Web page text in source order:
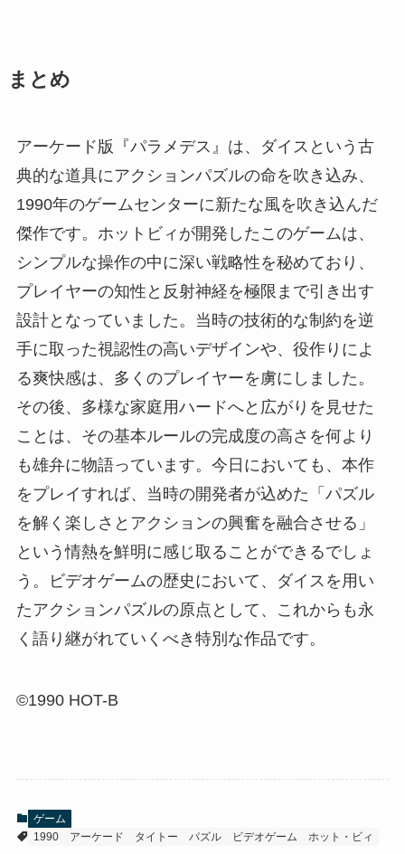
まとめ
アーケード版『パラメデス』は、ダイスという古
典的な道具にアクションパズルの命を吹き込み、
1990年のゲームセンターに新たな風を吹き込んだ
傑作です。ホットビィが開発したこのゲームは、
シンプルな操作の中に深い戦略性を秘めており、
プレイヤーの知性と反射神経を極限まで引き出す
設計となっていました。当時の技術的な制約を逆
手に取った視認性の高いデザインや、役作りによ
る爽快感は、多くのプレイヤーを虜にしました。
その後、多様な家庭用ハードへと広がりを見せた
ことは、その基本ルールの完成度の高さを何より
も雄弁に物語っています。今日においても、本作
をプレイすれば、当時の開発者が込めた「パズル
を解く楽しさとアクションの興奮を融合させる」
という情熱を鮮明に感じ取ることができるでしょ
う。ビデオゲームの歴史において、ダイスを用い
たアクションパズルの原点として、これからも永
く語り継がれていくべき特別な作品です。
©1990 HOT-B
ゲーム
1990
アーケード タイトー パズル ビデオゲーム ホット・ビィ